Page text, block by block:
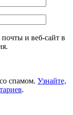
и веб-сайт в
спамом. Узнайте,
.